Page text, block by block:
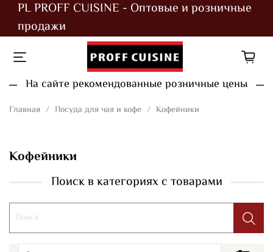
PL PROFF CUISINE - Оптовые и розничные
продажи
На сайте рекомендованные розничные цены
Главная Посуда для чая и кофе Кофейники
Кофейники
Поиск в категориях с товарами